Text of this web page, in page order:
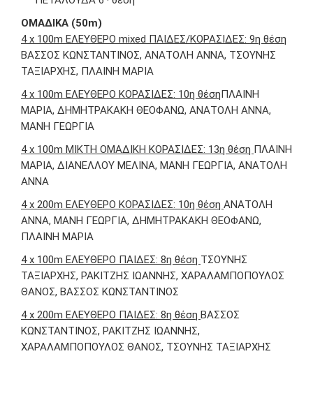
ΟΜΑΔΙΚΑ (50m)
4 x 100m ΕΛΕΥΘΕΡΟ mixed ΠΑΙΔΕΣ/ΚΟΡΑΣΙΔΕΣ: 9η θέση
ΒΑΣΣΟΣ ΚΩΝΣΤΑΝΤΙΝΟΣ, ΑΝΑΤΟΛΗ ΑΝΝΑ, ΤΣΟΥΝΗΣ
ΤΑΞΙΑΡΧΗΣ, ΠΛΑΙΝΗ ΜΑΡΙΑ
4 x 100m ΕΛΕΥΘΕΡΟ ΚΟΡΑΣΙΔΕΣ: 10η θέσηΠΛΑΙΝΗ
ΜΑΡΙΑ, ΔΗΜΗΤΡΑΚΑΚΗ ΘΕΟΦΑΝΩ, ΑΝΑΤΟΛΗ ΑΝΝΑ,
ΜΑΝΗ ΓΕΩΡΓΙΑ
4 x 100m ΜΙΚΤΗ ΟΜΑΔΙΚΗ ΚΟΡΑΣΙΔΕΣ: 13η θέση ΠΛΑΙΝΗ
ΜΑΡΙΑ, ΔΙΑΝΕΛΛΟΥ ΜΕΛΙΝΑ, ΜΑΝΗ ΓΕΩΡΓΙΑ, ΑΝΑΤΟΛΗ
ΑΝΝΑ
4 x 200m ΕΛΕΥΘΕΡΟ ΚΟΡΑΣΙΔΕΣ: 10η θέση ΑΝΑΤΟΛΗ
ΑΝΝΑ, ΜΑΝΗ ΓΕΩΡΓΙΑ, ΔΗΜΗΤΡΑΚΑΚΗ ΘΕΟΦΑΝΩ,
ΠΛΑΙΝΗ ΜΑΡΙΑ
4 x 100m ΕΛΕΥΘΕΡΟ ΠΑΙΔΕΣ: 8η θέση ΤΣΟΥΝΗΣ
ΤΑΞΙΑΡΧΗΣ, ΡΑΚΙΤΖΗΣ ΙΩΑΝΝΗΣ, ΧΑΡΑΛΑΜΠΟΠΟΥΛΟΣ
ΘΑΝΟΣ, ΒΑΣΣΟΣ ΚΩΝΣΤΑΝΤΙΝΟΣ
4 x 200m ΕΛΕΥΘΕΡΟ ΠΑΙΔΕΣ: 8η θέση ΒΑΣΣΟΣ
ΚΩΝΣΤΑΝΤΙΝΟΣ, ΡΑΚΙΤΖΗΣ ΙΩΑΝΝΗΣ,
ΧΑΡΑΛΑΜΠΟΠΟΥΛΟΣ ΘΑΝΟΣ, ΤΣΟΥΝΗΣ ΤΑΞΙΑΡΧΗΣ